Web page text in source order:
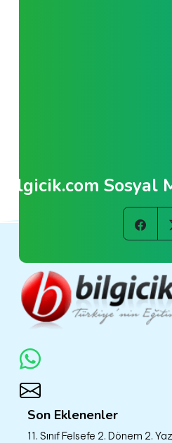
Bilgicik.com Sosyal
Son Eklenenler
11. Sınıf Felsefe 2. Dönem 2.